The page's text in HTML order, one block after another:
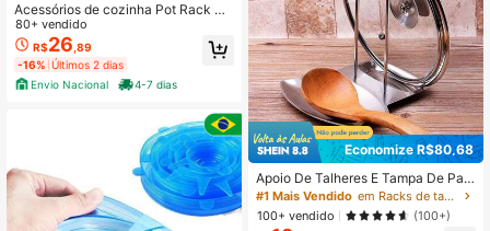
Acessórios de cozinha Pot Rack Pa
nela Panela Organizador De Cozinh
a Para Armário De Armazenamento
Panelas De Cozinha Panelas De Ta
mpa Rack Organizador
80+ vendido
R$26 ,89
-16% Últimos 2 dias
Envio Nacional
4-7 dias
Economize R$80,68
Apoio De Talheres E Tampa De Pan
ela Inox Cozinha Suporte
#1 Mais Vendido
em Racks de tampa de panela
100+ vendido
(100+)